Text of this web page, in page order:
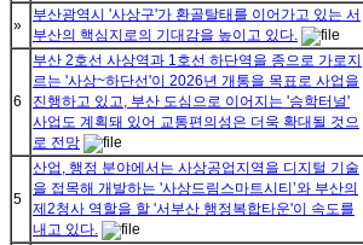
»
부산광역시 '사상구'가 환골탈태를 이어가고 있는 서
부산의 핵심지로의 기대감을 높이고 있다.
6
부산 2호선 사상역과 1호선 하단역을 종으로 가로지
르는 '사상~하단선'이 2026년 개통을 목표로 사업을
진행하고 있고, 부산 도심으로 이어지는 '승학터널'
사업도 계획돼 있어 교통편의성은 더욱 확대될 것으
로 전망
5
산업, 행정 분야에서는 사상공업지역을 디지털 기술
을 접목해 개발하는 '사상드림스마트시티’와 부산의
제2청사 역할을 할 '서부산 행정복합타운'이 속도를
내고 있다.